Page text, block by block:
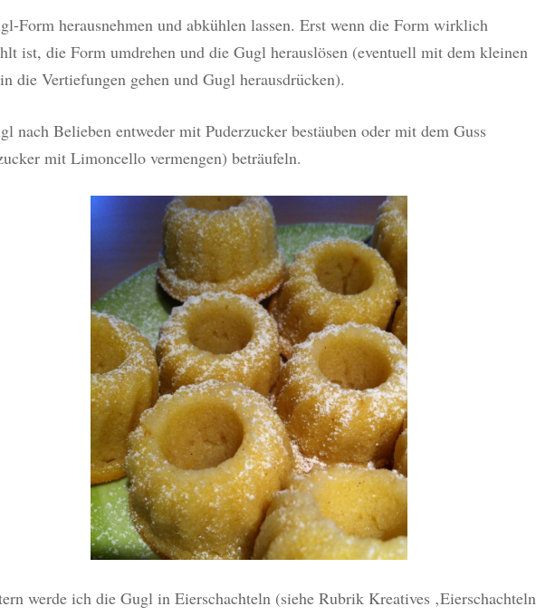
Form herausnehmen und abkühlen lassen. Erst wenn die Form wirklich
ist, die Form umdrehen und die Gugl herauslösen (eventuell mit dem kleinen
die Vertiefungen gehen und Gugl herausdrücken).
nach Belieben entweder mit Puderzucker bestäuben oder mit dem Guss
mit Limoncello vermengen) beträufeln.
werde ich die Gugl in Eierschachteln (siehe Rubrik Kreatives ‚Eierschachteln